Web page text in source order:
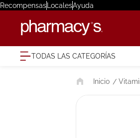
RecompensasLocalesAyuda
TODAS LAS CATEGORÍAS